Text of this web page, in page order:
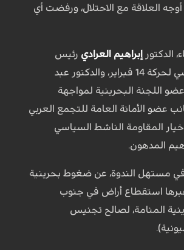
العلاقة مع ‏الاحتلال، ورفضت أي
الدكتور إبراهيم العرادي رئيس
المكتب السياسي لحركة 14 فبراير، والدكتور ‏عبد
اللجنة البحرينية لمواجهة
عضو الأمانة العامة ‏للتجمع العربي
خيار المقاومة الناشط السياسي
المدهون.
مستهل الندوة، عن ضغوط بحرينية
استقطاع أراض في ‏جنوب
المنامة، لصالح تجنيس